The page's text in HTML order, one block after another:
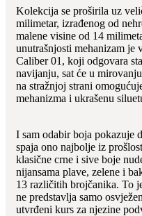
Kolekcija se proširila uz
milimetar, izrađenog od
malene visine od 14
unutrašnjosti mehanizam je
Caliber 01, koji odgovara
navijanju, sat će u
na stražnjoj strani
mehanizma i ukrašenu
I sam odabir boja pokazuje
spaja ono najbolje iz
klasične crne i sive boje
nijansama plave, zelene i
13 različitih brojčanika. To
ne predstavlja samo
utvrđeni kurs za njezine